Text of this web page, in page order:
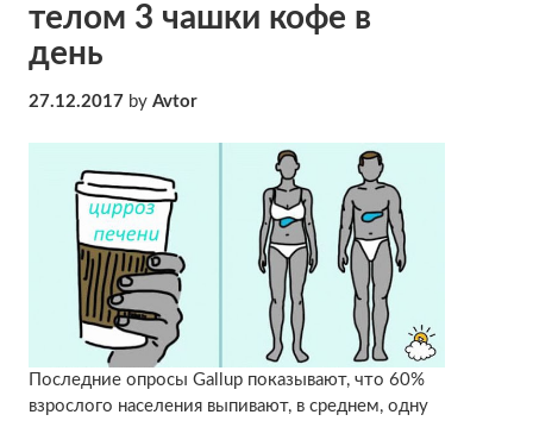
телом 3 чашки кофе в
день
27.12.2017 by Avtor
Последние опросы Gallup показывают, что 60%
взрослого населения выпивают, в среднем, одну